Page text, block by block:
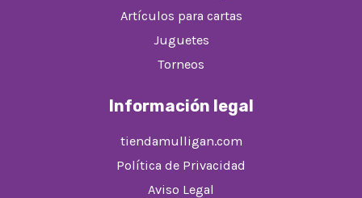
Artículos para cartas
Juguetes
Torneos
Información legal
tiendamulligan.com
Política de Privacidad
Aviso Legal